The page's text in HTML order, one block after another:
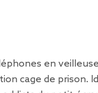
en
cage de prison.